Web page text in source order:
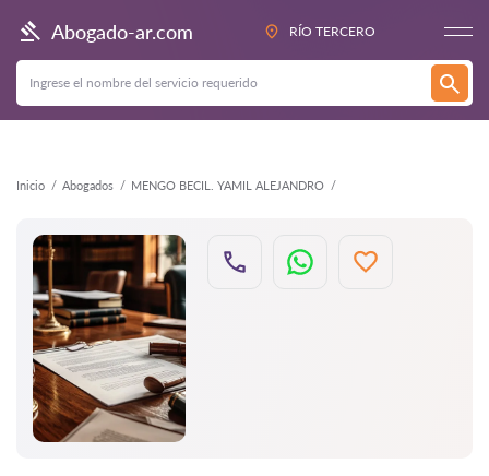
Abogado-ar.com RÍO TERCERO
Inicio Abogados MENGO BECIL. YAMIL ALEJANDRO
Atrás